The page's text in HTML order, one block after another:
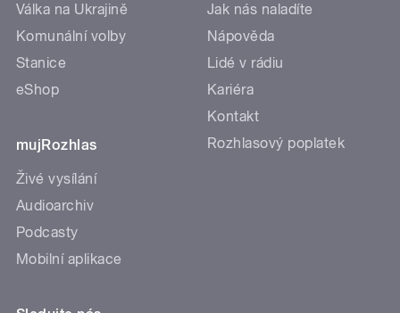
Válka na Ukrajině
Komunální volby
Stanice
eShop
mujRozhlas
Živé vysílání
Audioarchiv
Podcasty
Mobilní aplikace
Jak nás naladíte
Nápověda
Lidé v rádiu
Kariéra
Kontakt
Rozhlasový poplatek